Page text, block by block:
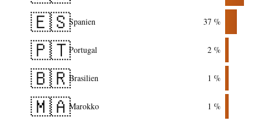
🇪🇸Spanien 37 %
🇵🇹Portugal 2 %
🇧🇷Brasilien 1 %
🇲🇦Marokko 1 %